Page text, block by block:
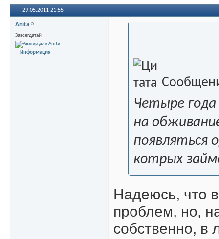
29.05.2011 21:55
Anita
Завсегдатай
Информация
Четыре
на
появляться
котрых
Надеюсь, что
проблем, но,
собственно,